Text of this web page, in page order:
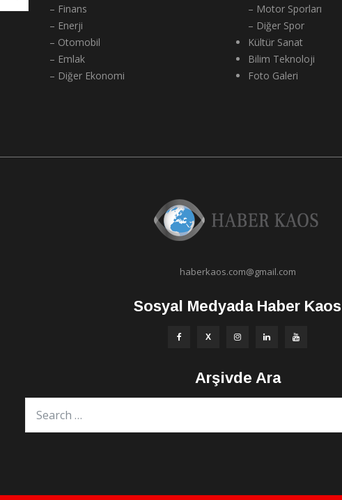
– Finans
– Enerji
– Otomobil
– Emlak
– Diğer Ekonomi
– Motor Sporları
– Diğer Spor
Kültür Sanat
Bilim Teknoloji
Foto Galeri
haberkaos.com@gmail.com
Sosyal Medyada Haber Kaos
Arşivde Ara